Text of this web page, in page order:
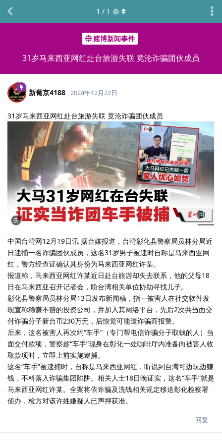
赌博新闻事件
31岁马来西亚网红赴台旅游失联 竟沦诈骗团伙成员
1 / 1 条
新葡京4188 2024年12月22日
31岁马来西亚网红赴台旅游失联 竟沦诈骗团伙成员
中国台湾网12月19日讯 据台媒报道，台湾彰化县警察局员林分局近
日逮捕一名诈骗团伙成员，这名31岁男子被逮时自称是马来西亚网
红，警方经查证确认其身份为马来西亚网红许某。
报道称，马来西亚网红许某近日赴台旅游却失去联系，他的父母18
日在马来西亚召开记者会，盼台湾相关单位协助寻找儿子。
彰化县警察局员林分局13日发布新闻稿，指一被害人在社交软件发
现宣称稳赚不赔的投资公司，并加入其网络平台，先后2次共当面交
付诈骗分子新台币230万元，后惊觉可能遭诈骗而报警。
后来，这名被害人再次约“车手”（专门帮电信诈骗分子取钱的人）当
面交付款项，警察趁“车手”现身在彰化一处咖啡厅内准备向被害人收
取款项时，立即上前实施逮捕。
这名“车手”被逮捕时，自称是马来西亚网红，听说到台湾可边玩边赚
钱，不料落入诈骗集团陷阱。相关人士18日晚证实，这名“车手”就是
马来西亚网红许某。全案将依诈骗及洗钱相关规定移送彰化检察署
侦办，检方对该许姓嫌疑人已声押获准。
回复